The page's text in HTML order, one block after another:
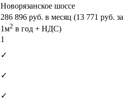
Новорязанское шоссе
286 896 руб. в месяц (13 771 руб. за
1м2 в год + НДС)
1
✓
✓
✓